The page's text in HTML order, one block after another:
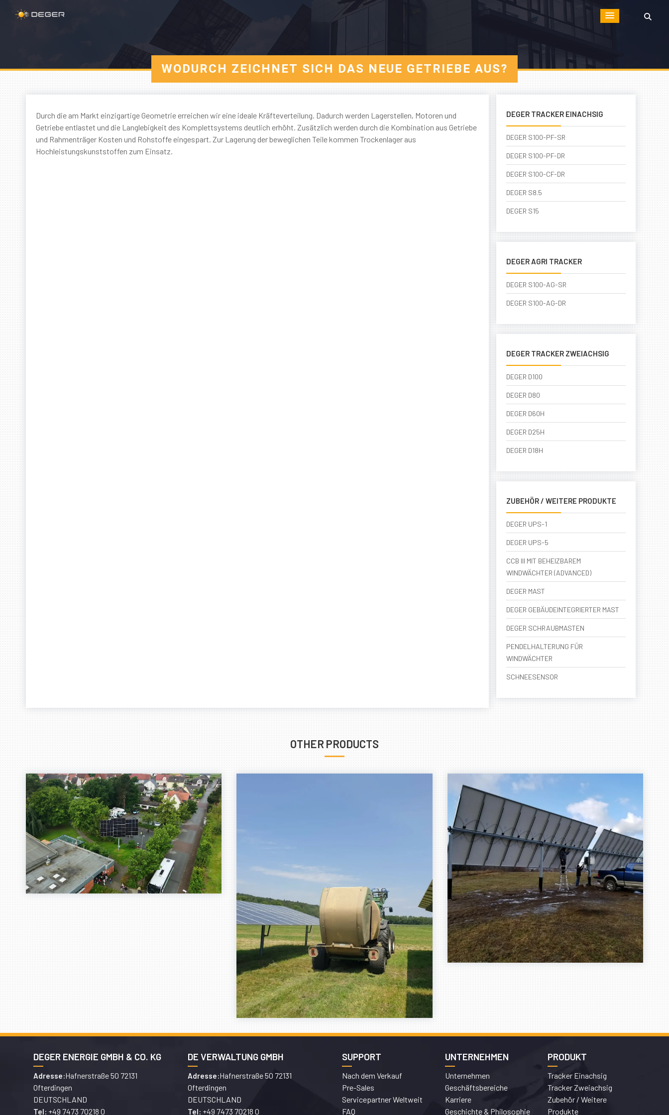
WODURCH ZEICHNET SICH DAS NEUE GETRIEBE AUS?
Durch die am Markt einzigartige Geometrie erreichen wir eine ideale Kräfteverteilung. Dadurch werden Lagerstellen, Motoren und
Getriebe entlastet und die Langlebigkeit des Komplettsystems deutlich erhöht. Zusätzlich werden durch die Kombination aus Getriebe
und Rahmenträger Kosten und Rohstoffe eingespart. Zur Lagerung der beweglichen Teile kommen Trockenlager aus
Hochleistungskunststoffen zum Einsatz.
DEGER TRACKER EINACHSIG
DEGER S100-PF-SR
DEGER S100-PF-DR
DEGER S100-CF-DR
DEGER S8.5
DEGER S15
DEGER AGRI TRACKER
DEGER S100-AG-SR
DEGER S100-AG-DR
DEGER TRACKER ZWEIACHSIG
DEGER D100
DEGER D80
DEGER D60H
DEGER D25H
DEGER D18H
ZUBEHÖR / WEITERE PRODUKTE
DEGER UPS-1
DEGER UPS-5
CCB III MIT BEHEIZBAREM
WINDWÄCHTER (ADVANCED)
DEGER MAST
DEGER GEBÄUDEINTEGRIERTER MAST
DEGER SCHRAUBMASTEN
PENDELHALTERUNG FÜR
WINDWÄCHTER
SCHNEESENSOR
OTHER PRODUCTS
DEGER ENERGIE GMBH & CO. KG
Adresse:Hafnerstraße 50 72131
Ofterdingen
DEUTSCHLAND
Tel: +49 7473 70218 0
DE VERWALTUNG GMBH
Adresse:Hafnerstraße 50 72131
Ofterdingen
DEUTSCHLAND
Tel: +49 7473 70218 0
SUPPORT
Nach dem Verkauf
Pre-Sales
Servicepartner Weltweit
FAQ
UNTERNEHMEN
Unternehmen
Geschäftsbereiche
Karriere
Geschichte & Philosophie
PRODUKT
Tracker Einachsig
Tracker Zweiachsig
Zubehör / Weitere
Produkte